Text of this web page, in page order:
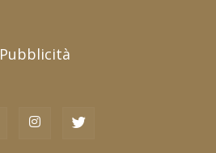
Pubblicità